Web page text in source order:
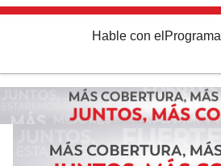
Hable con el Programa